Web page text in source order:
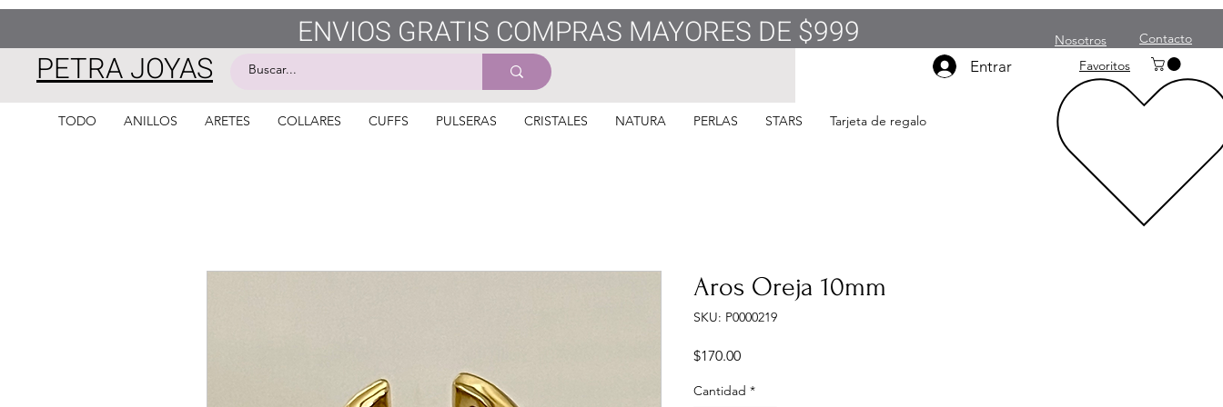
ENVIOS GRATIS COMPRAS MAYORES DE $999 Nosotros Contacto
PETRA JOYAS Entrar Favoritos
TODO ANILLOS ARETES COLLARES CUFFS PULSERAS CRISTALES NATURA PERLAS STARS Tarjeta de regalo
Aros Oreja 10mm
SKU: P0000219
$170.00Precio
Cantidad *